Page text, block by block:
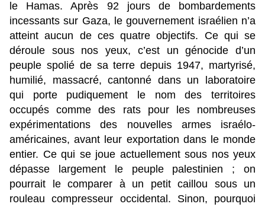
le Hamas. Après 92 jours de bombardements
incessants sur Gaza, le gouvernement israélien n’a
atteint aucun de ces quatre objectifs. Ce qui se
déroule sous nos yeux, c’est un génocide d’un
peuple spolié de sa terre depuis 1947, martyrisé,
humilié, massacré, cantonné dans un laboratoire
qui porte pudiquement le nom des territoires
occupés comme des rats pour les nombreuses
expérimentations des nouvelles armes israélo-
américaines, avant leur exportation dans le monde
entier. Ce qui se joue actuellement sous nos yeux
dépasse largement le peuple palestinien ; on
pourrait le comparer à un petit caillou sous un
rouleau compresseur occidental. Sinon, pourquoi